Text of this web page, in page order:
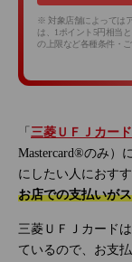
※ 対象店舗によっては
は、1ポイント5円相当
の上限など各種条件・
「 三菱ＵＦＪカード
Mastercard®のみ）
にしたい人におすす
お店での支払いが
三菱ＵＦＪカードは
ているので、お支